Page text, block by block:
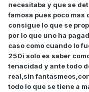
necesitaba y que se
famosa pues poco
consigue lo que se
por lo que uno ha
caso como cuando lo
250i solo es saber
tenacidad y ante todo
real,sin
todo lo que se tiene a